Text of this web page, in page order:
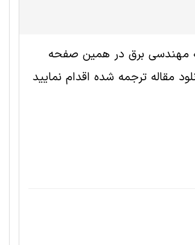
چکیده این مقاله مهندسی برق در همین صفحه
مقاله ترجمه شده اقدام نمایید